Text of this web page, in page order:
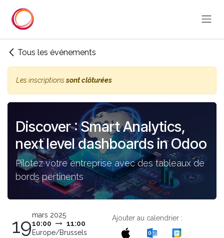
Tous les événements
Les inscriptionssont clôturées
Discover : Smart Analytics,
next level dashboards in Odoo
Pilotez votre entreprise avec des tableaux de
bords pertinents
19mars 2025
10:00
11:00
Europe/Brussels
Ajouter au calendrier :